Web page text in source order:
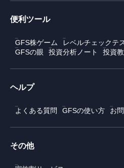
便利ツール
GFS株ゲーム レベルチェックテ
GFSの眼
投資分析ノート 投資
ヘルプ
よくある質問 GFSの使い方 お
その他